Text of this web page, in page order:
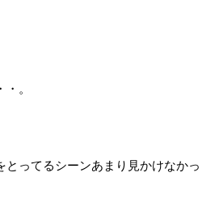
。
とってるシーンあまり見かけなかっ